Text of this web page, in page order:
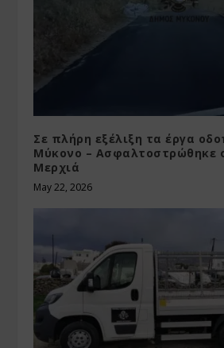
Σε πλήρη εξέλιξη τα έργα
Μύκονο – Ασφαλτοστρώθηκε
Μερχιά
May 22, 2026